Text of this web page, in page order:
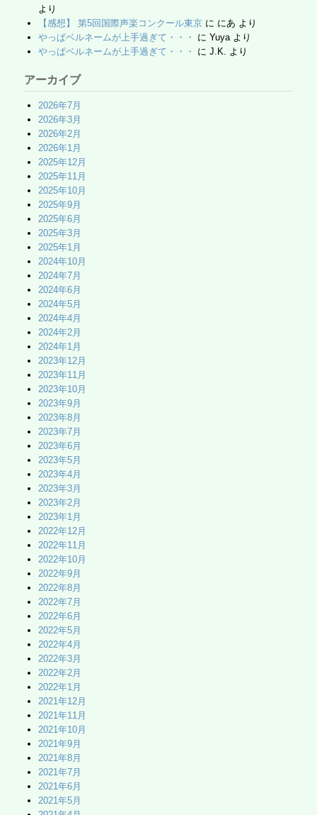
より
【感想】 第5回国際声楽コンクール東京 に にあ より
やっぱベルネームが上手過ぎて・・・
に Yuyaより
やっぱベルネームが上手過ぎて・・・
に J.K. より
アーカイブ
2026年7月
2026年3月
2026年2月
2026年1月
2025年12月
2025年11月
2025年10月
2025年9月
2025年6月
2025年3月
2025年1月
2024年10月
2024年7月
2024年6月
2024年5月
2024年4月
2024年2月
2024年1月
2023年12月
2023年11月
2023年10月
2023年9月
2023年8月
2023年7月
2023年6月
2023年5月
2023年4月
2023年3月
2023年2月
2023年1月
2022年12月
2022年11月
2022年10月
2022年9月
2022年8月
2022年7月
2022年6月
2022年5月
2022年4月
2022年3月
2022年2月
2022年1月
2021年12月
2021年11月
2021年10月
2021年9月
2021年8月
2021年7月
2021年6月
2021年5月